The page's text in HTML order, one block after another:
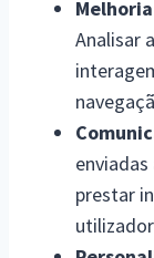
Analisar
prestar